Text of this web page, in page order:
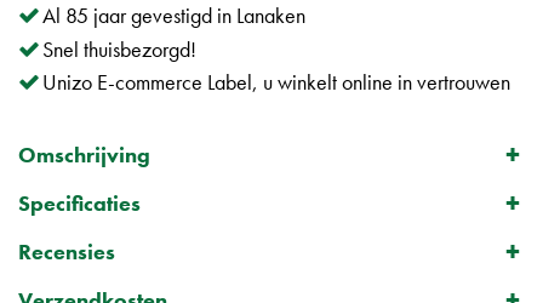
Al 85 jaar gevestigd in Lanaken
Snel thuisbezorgd!
Unizo E-commerce Label, u winkelt online in vertrouwen
Omschrijving
Specificaties
Recensies